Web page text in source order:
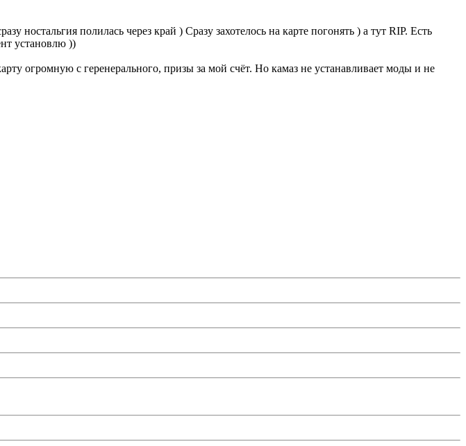
ностальгия полилась через край ) Сразу захотелось на карте погонять ) а тут RIP. Есть
установлю ))
огромную с геренерального, призы за мой счёт. Но камаз не устанавливает моды и не